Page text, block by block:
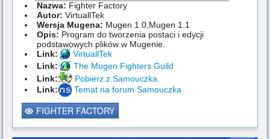
Nazwa: Fighter Factory
Autor: VirtuallTek
Wersja Mugena: Mugen 1.0,Mugen 1.1
Opis: Program do tworzenia postaci i edycji
podstawowych plików w Mugenie.
Link:
VirtuallTek
Link:
The Mugen Fighters Guild
Link:
Pobierz z Samouczka
Link:
Temat na forum Samouczka
FIGHTER FACTORY